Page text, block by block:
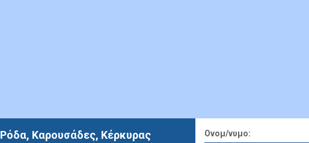
Ρόδα, Καρουσάδες, Κέρκυρας
Ονομ/νυμο: